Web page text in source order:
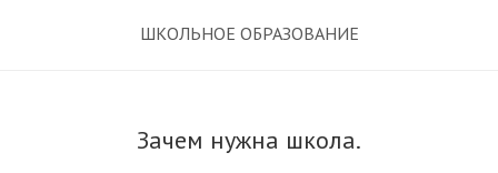
ШКОЛЬНОЕ ОБРАЗОВАНИЕ
Зачем нужна школа.